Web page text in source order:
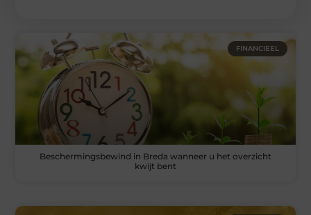
FINANCIEEL
Beschermingsbewind in Breda wanneer u het overzicht
kwijt bent